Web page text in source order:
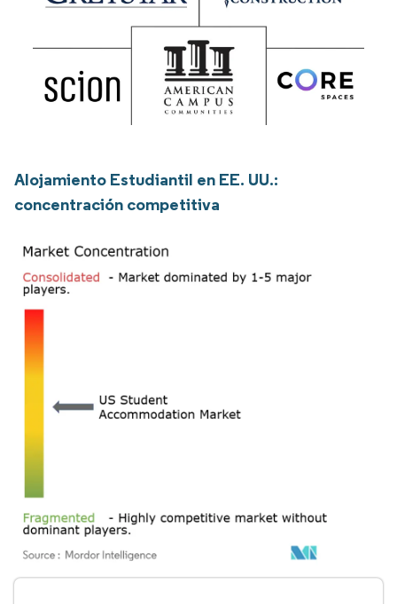
Alojamiento Estudiantil en EE. UU.:
concentración competitiva